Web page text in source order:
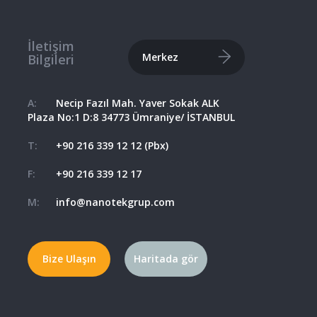
İletişim
Bilgileri Merkez
A:
Necip Fazıl Mah. Yaver Sokak ALK
Plaza No:1 D:8 34773 Ümraniye/ İSTANBUL
T: +90 216 339 12 12 (Pbx)
F: +90 216 339 12 17
M: info@nanotekgrup.com
Bize Ulaşın Haritada gör